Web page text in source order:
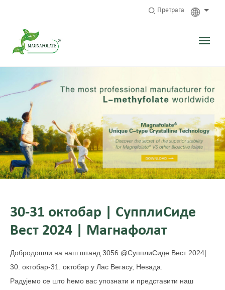
Претрага
30-31 октобар | СупплиСиде
Вест 2024 | Магнафолат
Добродошли на наш штанд 3056 @СупплиСиде Вест 2024|
30. октобар-31. октобар у Лас Вегасу, Невада.
Радујемо се што ћемо вас упознати и представити наш